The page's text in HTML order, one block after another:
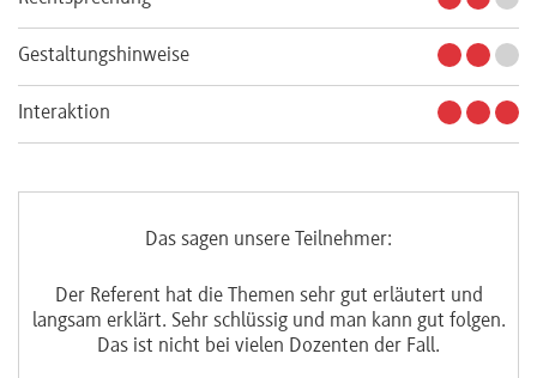
Gestaltungshinweise
Interaktion
Das sagen unsere Teilnehmer:
Der Referent hat die Themen sehr gut erläutert und
langsam erklärt. Sehr schlüssig und man kann gut folgen.
Das ist nicht bei vielen Dozenten der Fall.